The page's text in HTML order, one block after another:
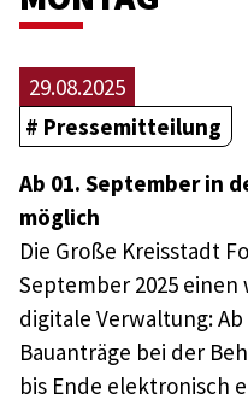
29.08.2025
Pressemitteilung
Ab 01. September in
möglich
Die Große Kreisstadt
September 2025
digitale Verwaltung:
Bauanträge bei der
bis Ende elektronisch